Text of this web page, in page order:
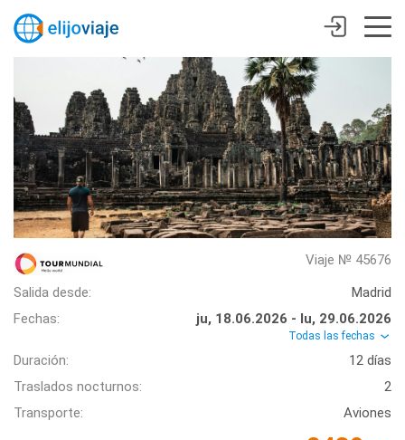
Viaje № 45676
Salida desde:
Madrid
Fechas:
ju, 18.06.2026 - lu, 29.06.2026
Todas las fechas
Duración:
12 días
Traslados nocturnos:
2
Transporte:
Aviones